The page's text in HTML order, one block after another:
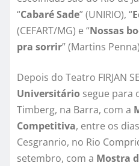
“Cabaré Sade” (UNIRIO), “
(CEFART/MG) e “Nossas
pra sorrir” (Martins
Depois do Teatro FIRJAN
Universitário segue para
Timberg, na Barra, com a
Competitiva, entre os
Cesgranrio, no Rio
setembro, com a Mostra